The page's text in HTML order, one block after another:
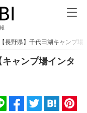
【長野県】千代田湖キャンプ
キャンプ場インタ